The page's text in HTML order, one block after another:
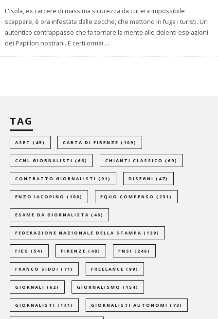
L'isola, ex carcere di massima sicurezza da cui era impossibile
scappare, è ora infestata dalle zecche, che mettono in fuga i turisti. Un
autentico contrappasso che fa tornare la mente alle dolenti espiazioni
dei Papillon nostrani. E certi ormai ...
TAG
ASET (45) CARTA DI FIRENZE (109)
CCNL GIORNALISTI (66) CHIANTI CLASSICO (69)
CONTRATTO GIORNALISTI (91) DISEGNI (47)
ENZO IACOPINO (108) EQUO COMPENSO (231)
ESAME DA GIORNALISTA (46)
FEDERAZIONE NAZIONALE DELLA STAMPA (139)
FIEG (54) FIRENZE (48) FNSI (246)
FRANCO SIDDI (71) FREELANCE (99)
GIORNALI (62) GIORNALISMO (154)
GIORNALISTI (141) GIORNALISTI AUTONOMI (73)